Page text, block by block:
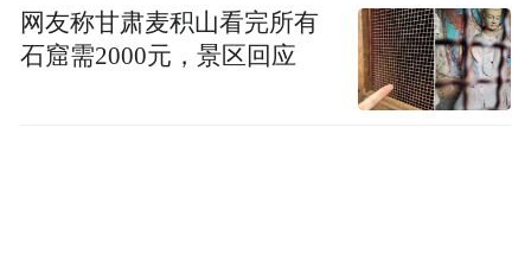
网友称甘肃麦积山看完所有
石窟需2000元，景区回应